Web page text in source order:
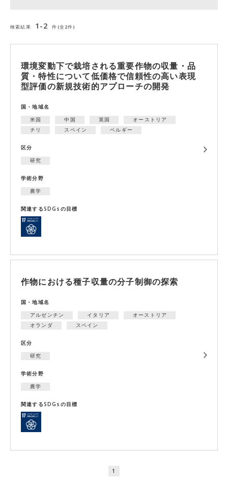
検索結果 1-2 件(全2件)
環境変動下で栽培される重要作物の収量・品
質・特性について低価格で信頼性の高い表現
型評価の新規技術的アプローチの開発
国・地域名
米国
中国 英国
オーストリア
チリ
スペイン ベルギー
区分
研究
学術分野
農学
関連するSDGsの目標
作物における種子収量の分子制御の探索
国・地域名
アルゼンチン
イタリア
オーストリア
オランダ
スペイン
区分
研究
学術分野
農学
関連するSDGsの目標
1